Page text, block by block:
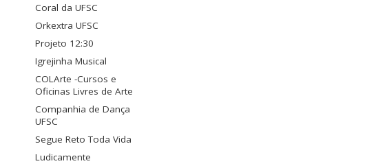
Coral da UFSC
Orkextra UFSC
Projeto 12:30
Igrejinha Musical
COLArte -Cursos e
Oficinas Livres de Arte
Companhia de Dança
UFSC
Segue Reto Toda Vida
Ludicamente